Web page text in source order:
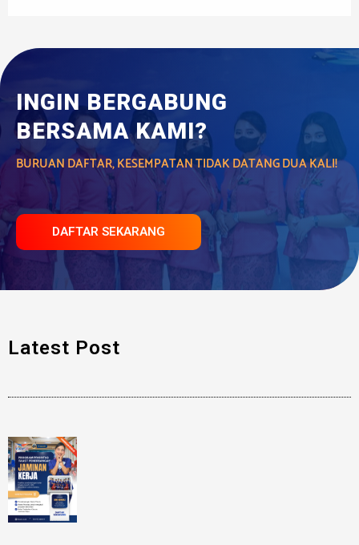
INGIN BERGABUNG
BERSAMA KAMI?
BURUAN DAFTAR, KESEMPATAN TIDAK DATANG DUA KALI!
DAFTAR SEKARANG
Latest Post